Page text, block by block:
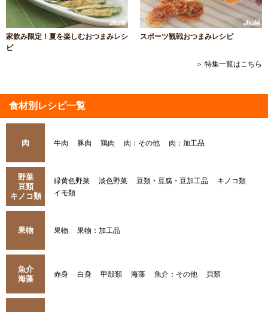
家飲み限定！夏を楽しむおつまみレシ
ピ
スポーツ観戦おつまみレシピ
＞ 特集一覧はこちら
食材別レシピ一覧
肉 牛肉 豚肉 鶏肉 肉：その他 肉：加工品
野菜
豆類
キノコ類
緑黄色野菜 淡色野菜 豆類・豆腐・豆加工品
キノコ類
イモ類
果物 果物 果物：加工品
魚介
海藻
赤身 白身 甲殻類 海藻 魚介：その他 貝類